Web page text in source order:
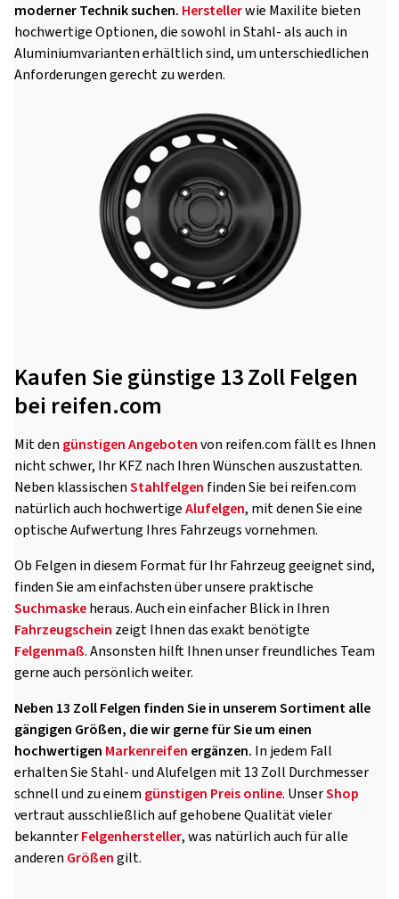
moderner Technik suchen. Herstellerwie Maxilite bieten
hochwertige Optionen, die sowohl in Stahl- als auch in
Aluminiumvarianten erhältlich sind, um unterschiedlichen
Anforderungen gerecht zu werden.
Kaufen Sie günstige 13 Zoll Felgen
bei reifen.com
Mit den günstigen Angebotenvon reifen.com fällt es Ihnen
nicht schwer, Ihr KFZ nach Ihren Wünschen auszustatten.
Neben klassischenStahlfelgen finden Sie bei reifen.com
natürlich auch hochwertigeAlufelgen, mit denen Sie eine
optische Aufwertung Ihres Fahrzeugs vornehmen.
Ob Felgen in diesem Format für Ihr Fahrzeug geeignet sind,
finden Sie am einfachsten über unsere praktische
Suchmaskeheraus. Auch ein einfacher Blick in Ihren
Fahrzeugschein zeigt Ihnen das exakt benötigte
Felgenmaß. Ansonsten hilft Ihnen unser freundliches Team
gerne auch persönlich weiter.
Neben 13 Zoll Felgen finden Sie in unserem Sortiment alle
gängigen Größen, die wir gerne für Sie um einen
hochwertigen Markenreifen ergänzen. In jedem Fall
erhalten Sie Stahl- und Alufelgen mit 13 Zoll Durchmesser
schnell und zu einem günstigen Preisonline. UnserShop
vertraut ausschließlich auf gehobene Qualität vieler
bekannterFelgenhersteller, was natürlich auch für alle
anderen Größengilt.